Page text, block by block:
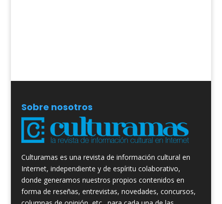
Sobre nosotros
Culturamas es una revista de información cultural en
Internet, independiente y de espíritu colaborativo,
donde generamos nuestros propios contenidos en
forma de reseñas, entrevistas, novedades, concursos,